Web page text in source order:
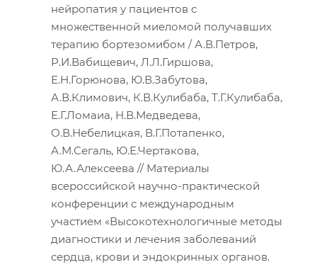
нейропатия у пациентов с
множественной миеломой получавших
терапию бортезомибом / А.В.Петров,
Р.И.Вабищевич, Л.Л.Гиршова,
Е.Н.Горюнова, Ю.В.Забутова,
А.В.Климович, К.В.Кулибаба, Т.Г.Кулибаба,
Е.Г.Ломаиа, Н.В.Медведева,
О.В.Небелицкая, В.Г.Потапенко,
А.М.Сегаль, Ю.Е.Чертакова,
Ю.А.Алексеева // Материалы
всероссийской научно-практической
конференции с международным
участием «Высокотехнологичные методы
диагностики и лечения заболеваний
сердца, крови и эндокринных органов.